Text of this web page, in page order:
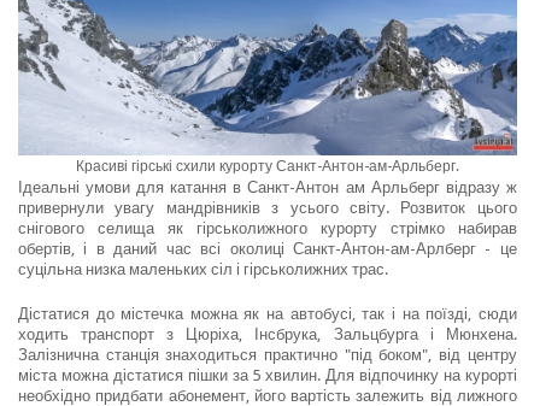
Красиві гірські схили курорту Санкт-Антон-ам-Арльберг.
Ідеальні умови для катання в Санкт-Антон ам Арльберг відразу ж
привернули увагу мандрівників з усього світу. Розвиток цього
снігового селища як гірськолижного курорту стрімко набирав
обертів, і в даний час всі околиці Санкт-Антон-ам-Арлберг - це
суцільна низка маленьких сіл і гірськолижних трас.
Дістатися до містечка можна як на автобусі, так і на поїзді, сюди
ходить транспорт з Цюріха, Інсбрука, Зальцбурга і Мюнхена.
Залізнична станція знаходиться практично "під боком", від центру
міста можна дістатися пішки за 5 хвилин. Для відпочинку на курорті
необхідно придбати абонемент, його вартість залежить від лижного